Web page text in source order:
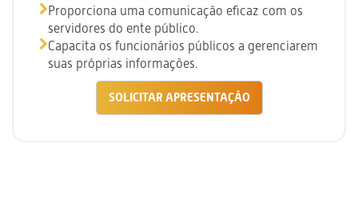
Proporciona uma comunicação eficaz com os
servidores do ente público.
Capacita os funcionários públicos a gerenciarem
suas próprias informações.
SOLICITAR APRESENTAÇÃO